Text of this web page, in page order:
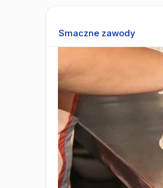
Smaczne zawody